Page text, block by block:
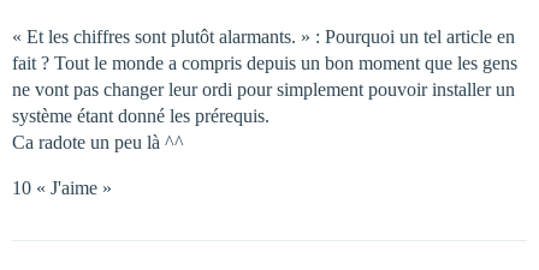
« Et les chiffres sont plutôt alarmants. » : Pourquoi un tel article en
fait ? Tout le monde a compris depuis un bon moment que les gens
ne vont pas changer leur ordi pour simplement pouvoir installer un
système étant donné les prérequis.
Ca radote un peu là ^^
10 « J'aime »